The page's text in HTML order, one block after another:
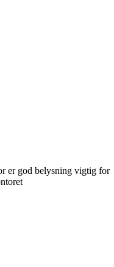
er god belysning vigtig for